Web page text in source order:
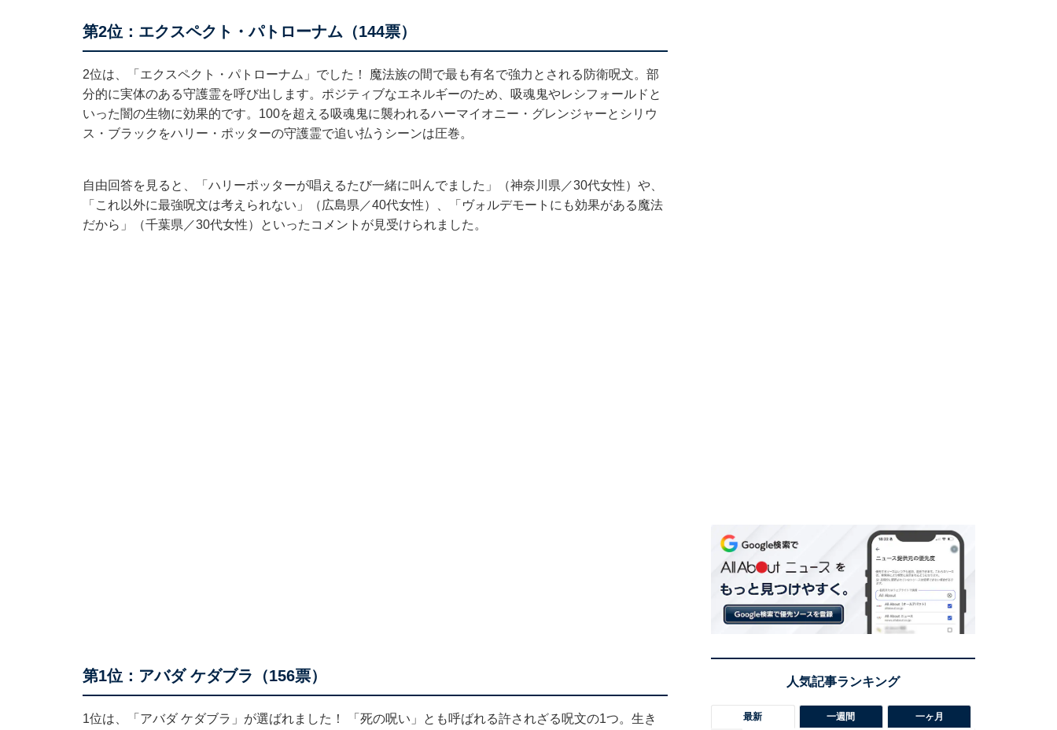
第2位：エクスペクト・パトローナム（144票）
2位は、「エクスペクト・パトローナム」でした！ 魔法族の間で最も有名で強力とされる防衛呪文。部
分的に実体のある守護霊を呼び出します。ポジティブなエネルギーのため、吸魂鬼やレシフォールドと
いった闇の生物に効果的です。100を超える吸魂鬼に襲われるハーマイオニー・グレンジャーとシリウ
ス・ブラックをハリー・ポッターの守護霊で追い払うシーンは圧巻。
自由回答を見ると、「ハリーポッターが唱えるたび一緒に叫んでました」（神奈川県／30代女性）や、
「これ以外に最強呪文は考えられない」（広島県／40代女性）、「ヴォルデモートにも効果がある魔法
だから」（千葉県／30代女性）といったコメントが見受けられました。
第1位：アバダ ケダブラ（156票）
1位は、「アバダ ケダブラ」が選ばれました！ 「死の呪い」とも呼ばれる許されざる呪文の1つ。生き
最新 一週間 一ヶ月